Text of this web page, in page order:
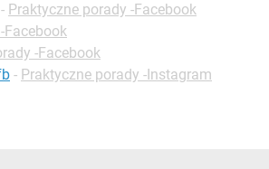
- Praktyczne porady -Facebook
Facebook
-Facebook
- Praktyczne porady -Instagram